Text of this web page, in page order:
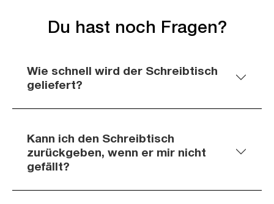
Du hast noch Fragen?
Wie schnell wird der Schreibtisch
geliefert?
Kann ich den Schreibtisch
zurückgeben, wenn er mir nicht
gefällt?